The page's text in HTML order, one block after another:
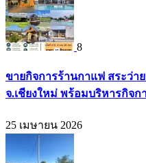
8
ขายกิจการร้านกาแฟ สระว่า
จ.เชียงใหม่ พร้อมบริหารกิจกา
25 เมษายน 2026